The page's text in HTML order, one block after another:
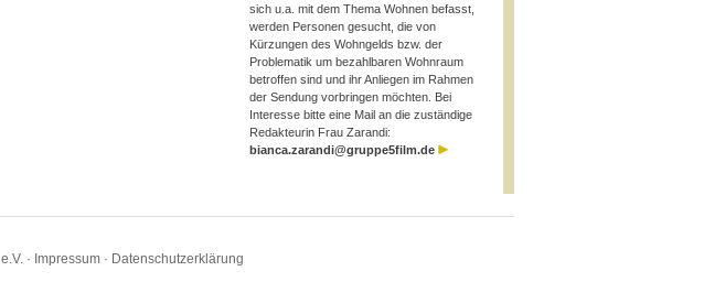
sich u.a. mit dem Thema Wohnen befasst,
werden Personen gesucht, die von
Kürzungen des Wohngelds bzw. der
Problematik um bezahlbaren Wohnraum
betroffen sind und ihr Anliegen im Rahmen
der Sendung vorbringen möchten. Bei
Interesse bitte eine Mail an die zuständige
Redakteurin Frau Zarandi:
bianca.zarandi@gruppe5film.de
· Impressum · Datenschutzerklärung